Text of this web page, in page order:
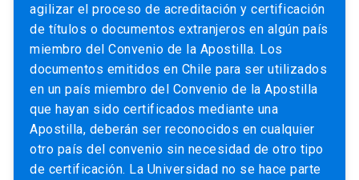
agilizar el proceso de acreditación y certificación
de títulos o documentos extranjeros en algún país
miembro del Convenio de la Apostilla. Los
documentos emitidos en Chile para ser utilizados
en un país miembro del Convenio de la Apostilla
que hayan sido certificados mediante una
Apostilla, deberán ser reconocidos en cualquier
otro país del convenio sin necesidad de otro tipo
de certificación. La Universidad no se hace parte